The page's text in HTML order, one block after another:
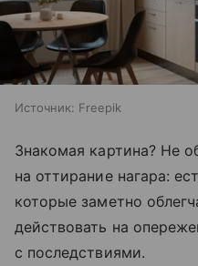
Источник: Freepik
Знакомая картина? Не
на оттирание нагара:
которые заметно
действовать на
с последствиями.